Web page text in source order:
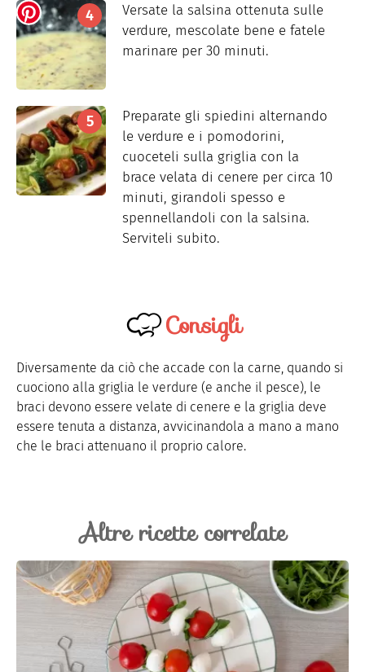
Versate la salsina ottenuta sulle
verdure, mescolate bene e fatele
marinare per 30 minuti.
Preparate gli spiedini alternando
le verdure e i pomodorini,
cuoceteli sulla griglia con la
brace velata di cenere per circa 10
minuti, girandoli spesso e
spennellandoli con la salsina.
Serviteli subito.
Consigli
Diversamente da ciò che accade con la carne, quando si
cuociono alla griglia le verdure (e anche il pesce), le
braci devono essere velate di cenere e la griglia deve
essere tenuta a distanza, avvicinandola a mano a mano
che le braci attenuano il proprio calore.
Altre ricette correlate